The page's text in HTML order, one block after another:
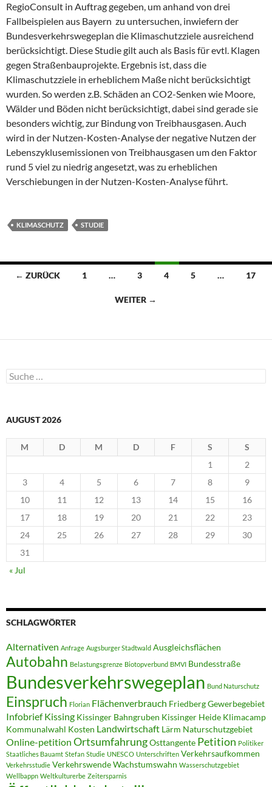
RegioConsult in Auftrag gegeben, um anhand von drei
Fallbeispielen aus Bayern zu untersuchen, inwiefern der
Bundesverkehrswegeplan die Klimaschutzziele ausreichend
berücksichtigt. Diese Studie gilt auch als Basis für evtl. Klagen
gegen Straßenbauprojekte. Ergebnis ist, dass die
Klimaschutzziele in erheblichem Maße nicht berücksichtigt
wurden. So werden z.B. Schäden an CO2-Senken wie Moore,
Wälder und Böden nicht berücksichtigt, dabei sind gerade sie
besonders wichtig, zur Bindung von Treibhausgasen. Auch
wird in der Nutzen-Kosten-Analyse der negative Nutzen der
Lebenszyklusemissionen von Treibhausgasen um den Faktor
rund 5 viel zu niedrig angesetzt, was zu erheblichen
Verschiebungen in der Nutzen-Kosten-Analyse führt.
KLIMASCHUTZ STUDIE
Beitragsnavigation
← ZURÜCK 1 … 3 4 5 … 17
WEITER →
Suche
nach:
AUGUST 2026
M D M D F S
S
1
2
3
4 5 6 7 8
9
10
11 12 13 14 15
16
17
18 19 20 21 22
23
24
25 26 27 28 29
30
31
« Jul
SCHLAGWÖRTER
Alternativen Anfrage Augsburger Stadtwald Ausgleichsflächen
Autobahn Belastungsgrenze Biotopverbund BMVI Bundesstraße
Bundesverkehrswegeplan Bund Naturschutz
Einspruch Florian Flächenverbrauch FriedbergGewerbegebiet
Infobrief Kissing Kissinger Bahngruben Kissinger Heide Klimacamp
Kommunalwahl Kosten Landwirtschaft Lärm Naturschutzgebiet
Online-petition OrtsumfahrungOsttangente Petition Politiker
Staatliches Bauamt Stefan Studie UNESCO Unterschriften Verkehrsaufkommen
Verkehrsstudie VerkehrswendeWachstumswahn Wasserschutzgebiet
Wellbappn Weltkulturerbe Zeitersparnis